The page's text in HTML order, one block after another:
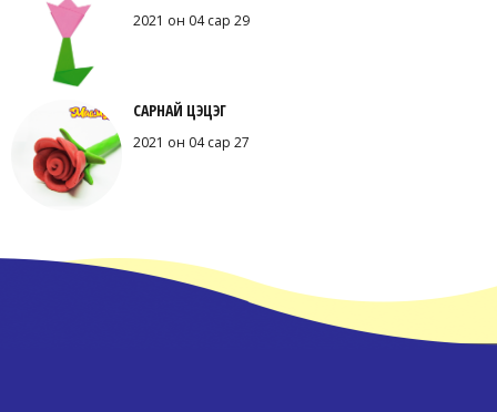
2021 он 04 сар 29
САРНАЙ ЦЭЦЭГ
2021 он 04 сар 27